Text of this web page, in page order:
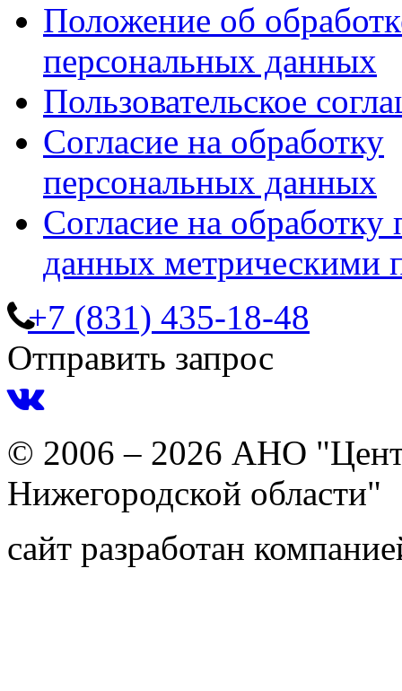
Положение об
персональных данных
Пользовательское
Согласие на обработку
персональных данных
Согласие на обработку
данных метрическими
+7 (831) 435-18-48
Отправить запрос
© 2006 – 2026 АНО
Нижегородской области"
сайт разработан